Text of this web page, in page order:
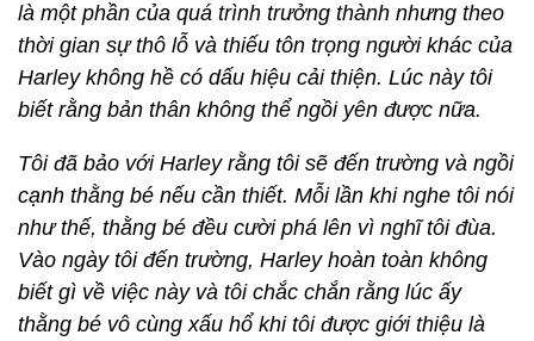
là một phần của quá trình trưởng thành nhưng theo
thời gian sự thô lỗ và thiếu tôn trọng người khác của
Harley không hề có dấu hiệu cải thiện. Lúc này tôi
biết rằng bản thân không thể ngồi yên được nữa.
Tôi đã bảo với Harley rằng tôi sẽ đến trường và ngồi
cạnh thằng bé nếu cần thiết. Mỗi lần khi nghe tôi nói
như thế, thằng bé đều cười phá lên vì nghĩ tôi đùa.
Vào ngày tôi đến trường, Harley hoàn toàn không
biết gì về việc này và tôi chắc chắn rằng lúc ấy
thằng bé vô cùng xấu hổ khi tôi được giới thiệu là